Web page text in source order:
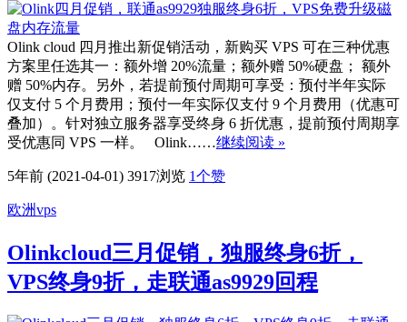
Olink cloud 四月推出新促销活动，新购买 VPS 可在三种优惠
方案里任选其一：额外增 20%流量；额外赠 50%硬盘； 额外
赠 50%内存。另外，若提前预付周期可享受：预付半年实际
仅支付 5 个月费用；预付一年实际仅支付 9 个月费用（优惠可
叠加）。针对独立服务器享受终身 6 折优惠，提前预付周期享
受优惠同 VPS 一样。 Olink……继续阅读 »
5年前 (2021-04-01) 3917浏览 1个赞
欧洲vps
Olinkcloud三月促销，独服终身6折，
VPS终身9折，走联通as9929回程